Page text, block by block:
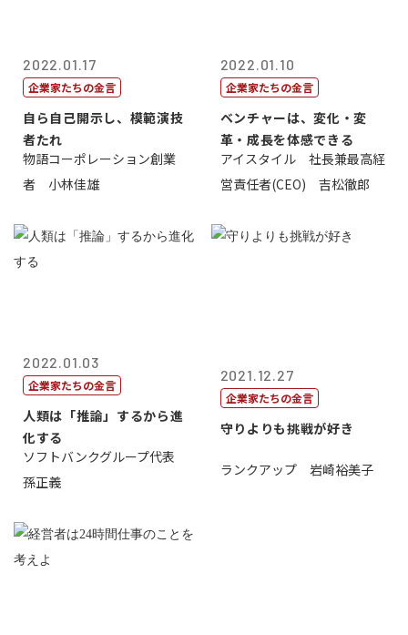
2022.01.17
企業家たちの金言
自ら自己開示し、模範演技
者たれ
物語コーポレーション創業
者 小林佳雄
2022.01.10
企業家たちの金言
ベンチャーは、変化・変
革・成長を体感できる
アイスタイル 社長兼最高経
営責任者(CEO) 吉松徹郎
2022.01.03
企業家たちの金言
人類は「推論」するから進
化する
ソフトバンクグループ代表
孫正義
2021.12.27
企業家たちの金言
守りよりも挑戦が好き
ランクアップ 岩崎裕美子